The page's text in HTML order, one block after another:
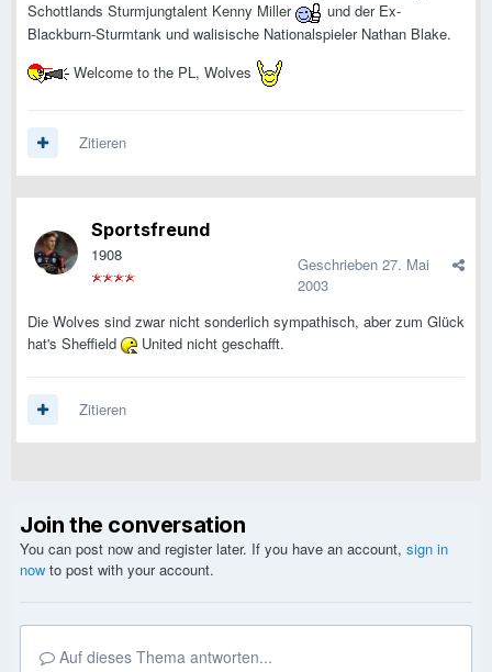
Schottlands Sturmjungtalent Kenny Miller
und der Ex-
Blackburn-Sturmtank und walisische Nationalspieler Nathan Blake.
Welcome to the PL, Wolves
Zitieren
Sportsfreund
1908 Geschrieben 27. Mai
2003
Die Wolves sind zwar nicht sonderlich sympathisch, aber zum Glück
hat's Sheffield
United nicht geschafft.
Zitieren
Join the conversation
You can post now and register later. If you have an account, sign in
now to post with your account.
Auf dieses Thema antworten...